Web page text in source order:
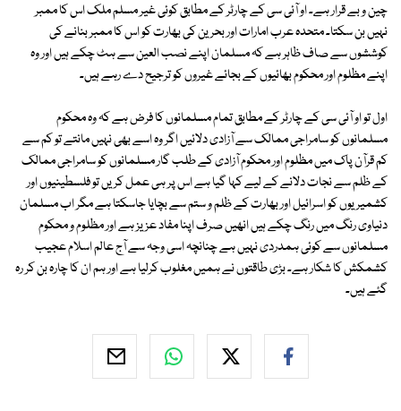
چین و بے قرار ہے۔ او آئی سی کے چارٹر کے مطابق کوئی غیر مسلم ملک اس کا ممبر
نہیں بن سکتا۔ متحدہ عرب امارات اور بحرین کی بھارت کو اس کا ممبر بنانے کی
کوششوں سے صاف ظاہر ہے کہ مسلمان اپنے نصب العین سے ہٹ چکے ہیں اور وہ
اپنے مظلوم اور محکوم بھائیوں کے بجائے غیروں کو ترجیح دے رہے ہیں۔
اول تو او آئی سی کے چارٹر کے مطابق تمام مسلمانوں کا فرض ہے کہ وہ محکوم
مسلمانوں کو سامراجی ممالک سے آزادی دلائیں اگر وہ اسے بھی نہیں مانتے تو کم سے
کم قرآن پاک میں مظلوم اور محکوم آزادی کے طلب گار مسلمانوں کو سامراجی ممالک
کے ظلم سے نجات دلانے کے لیے کہا گیا ہے اس پر ہی عمل کریں تو فلسطینیوں اور
کشمیریوں کو اسرائیل اور بھارت کے ظلم و ستم سے بچایا جاسکتا ہے مگر اب مسلمان
دنیاوی رنگ میں رنگ چکے ہیں انھیں صرف اپنا مفاد عزیز ہے اور مظلوم و محکوم
مسلمانوں سے کوئی ہمدردی نہیں ہے چنانچہ اسی وجہ سے آج عالم اسلام عجیب
کشمکش کا شکار ہے۔ بڑی طاقتوں نے ہمیں مغلوب کرلیا ہے اور ہم ان کا چارہ بن کر رہ
گئے ہیں۔